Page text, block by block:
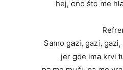
hej, ono što me
Samo gazi, gazi,
jer gde ima krvi